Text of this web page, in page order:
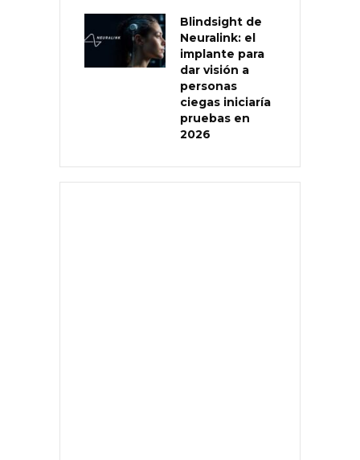
Blindsight de
Neuralink: el
implante para
dar visión a
personas
ciegas iniciaría
pruebas en
2026